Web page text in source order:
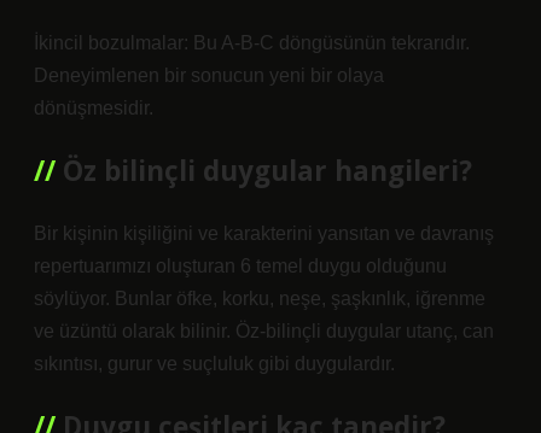
İkincil bozulmalar: Bu A-B-C döngüsünün tekrarıdır.
Deneyimlenen bir sonucun yeni bir olaya
dönüşmesidir.
Öz bilinçli duygular hangileri?
Bir kişinin kişiliğini ve karakterini yansıtan ve davranış
repertuarımızı oluşturan 6 temel duygu olduğunu
söylüyor. Bunlar öfke, korku, neşe, şaşkınlık, iğrenme
ve üzüntü olarak bilinir. Öz-bilinçli duygular utanç, can
sıkıntısı, gurur ve suçluluk gibi duygulardır.